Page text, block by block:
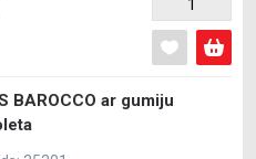
BAROCCO ar gumiju